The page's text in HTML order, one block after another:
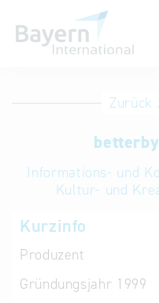
Anmeldung
Unternehmen
Institution
Zurück
Informations- und
Kultur- und
Kurzinfo
Produzent
Gründungsjahr 1999